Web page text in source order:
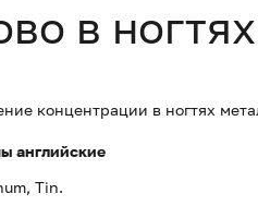
в ногтях
концентрации в ногтях
английские
Tin.